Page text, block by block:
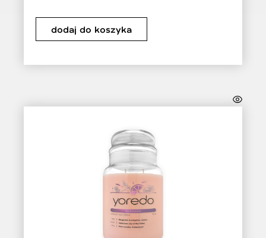
dodaj do koszyka